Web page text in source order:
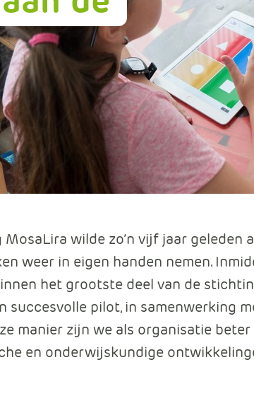
van de Microsoft Cloud
ondertekenen
automatiseren
wilde zo’n vijf jaar geleden
weer in eigen handen nemen.
het grootste deel van de
succesvolle pilot, in samenwerking
manier zijn we als organisatie
en onderwijskundige